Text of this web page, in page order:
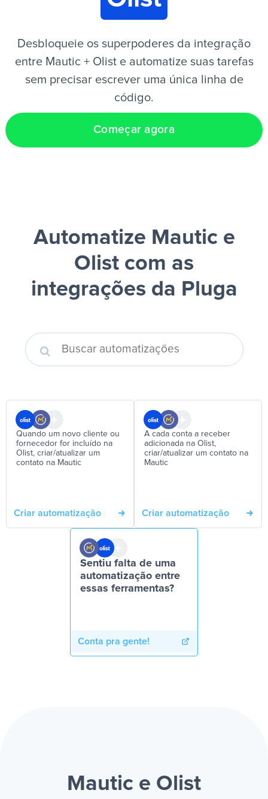
Desbloqueie os superpoderes da integração
entre Mautic + Olist e automatize suas tarefas
sem precisar escrever uma única linha de
código.
Começar agora
Automatize Mautic e
Olist com as
integrações da Pluga
Quando um novo cliente ou
fornecedor for incluído na
Olist, criar/atualizar um
contato na Mautic
Criar automatização
A cada conta a receber
adicionada na Olist,
criar/atualizar um contato na
Mautic
Criar automatização
Sentiu falta de uma
automatização entre
essas ferramentas?
Conta pra gente!
Mautic e Olist